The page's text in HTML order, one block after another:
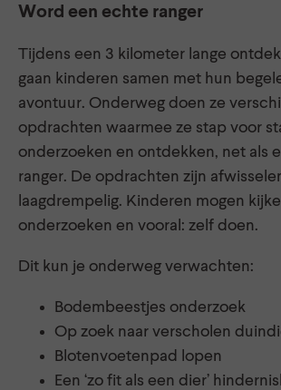
Word een echte ranger
Tijdens een 3 kilometer lange
gaan kinderen samen met hun
avontuur. Onderweg doen ze
opdrachten waarmee ze stap voor
onderzoeken en ontdekken, net als
ranger. De opdrachten zijn
laagdrempelig. Kinderen mogen
onderzoeken en vooral: zelf doen.
Dit kun je onderweg verwachten:
Bodembeestjes onderzoek
Op zoek naar verscholen
Blotenvoetenpad lopen
Een ‘zo fit als een dier’